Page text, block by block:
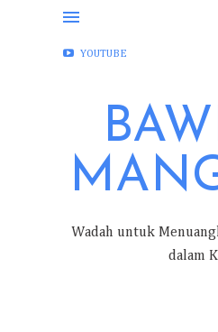
FACEBOOK
YOUTUBE
Wadah untuk
dalam